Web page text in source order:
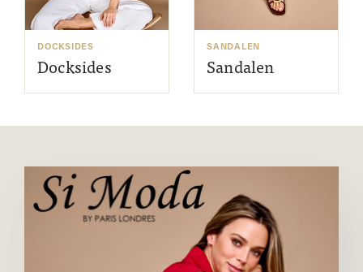
DOCKSIDES
Docksides
SANDALEN
Sandalen